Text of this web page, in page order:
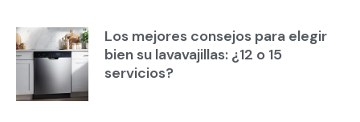
Los mejores consejos para elegir
bien su lavavajillas: ¿12 o 15
servicios?